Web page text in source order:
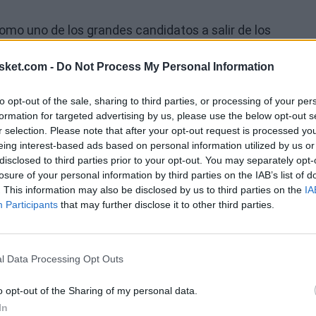
- Do Not Process My Personal Information
opt-out of the sale, sharing to third parties, or processing of your
for targeted advertising by us, please use the below opt-out
selection. Please note that after your opt-out request is processed
interest-based ads based on personal information utilized by us
to third parties prior to your opt-out. You may separately
of your personal information by third parties on the IAB’s list of
This information may also be disclosed by us to third parties on the
Participants that may further disclose it to other third parties.
Data Processing Opt Outs
opt-out of the Sharing of my personal data.
uno de los grandes candidatos a salir de los
Sin embargo, fuentes de la liga dicen que
renovación.
los nombres, que habrían mostrado un gran
las noticias como posible baja.